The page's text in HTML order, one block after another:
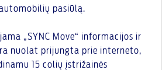
pasiūlą.
„SYNC Move“ informacijos ir
nuolat prijungta prie interneto,
15 colių įstrižainės